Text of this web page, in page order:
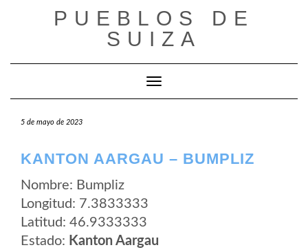
PUEBLOS DE
SUIZA
Cambiar modo de navegación
5 de mayo de 2023
KANTON AARGAU – BUMPLIZ
Nombre: Bumpliz
Longitud: 7.3833333
Latitud: 46.9333333
Estado: Kanton Aargau